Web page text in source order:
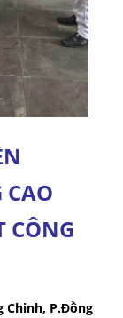
CAO
CÔNG
Chinh, P.Đồng